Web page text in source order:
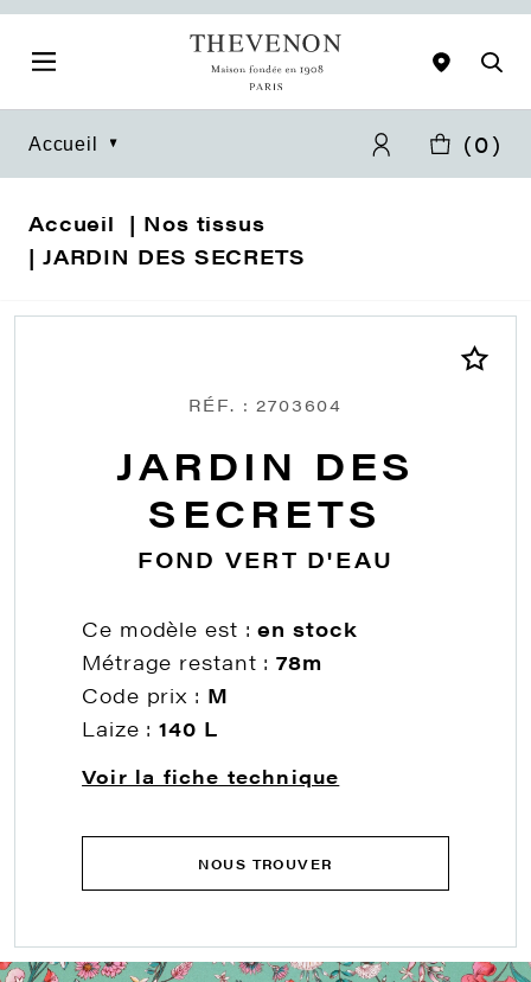
Accueil (0)
Accueil
Nos tissus
JARDIN DES SECRETS
RÉF. : 2703604
JARDIN DES
SECRETS
FOND VERT D'EAU
Ce modèle est :en stock
Métrage restant :78m
Code prix : M
Laize :140 L
Voir la fiche technique
NOUS TROUVER